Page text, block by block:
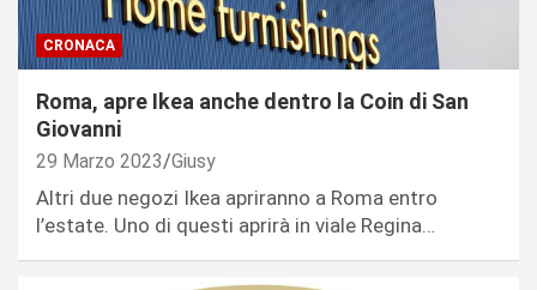
CRONACA
Roma, apre Ikea anche dentro la Coin di San
Giovanni
29 Marzo 2023 Giusy
Altri due negozi Ikea apriranno a Roma entro
l’estate. Uno di questi aprirà in viale Regina…